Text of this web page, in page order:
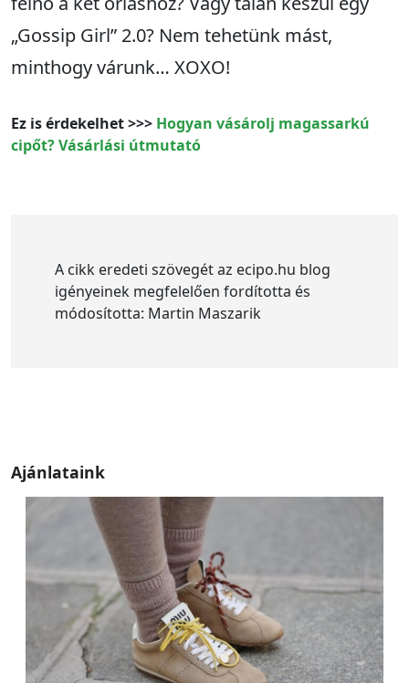
„Gossip Girl” 2.0? Nem tehetünk mást,
minthogy várunk… XOXO!
Ez is érdekelhet >>> Hogyan vásárolj magassarkú
cipőt? Vásárlási útmutató
A cikk eredeti szövegét az ecipo.hu blog
igényeinek megfelelően fordította és
módosította: Martin Maszarik
Ajánlataink